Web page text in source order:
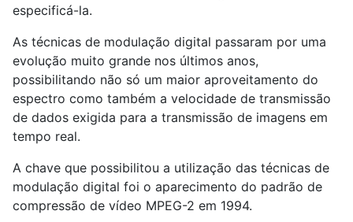
especificá-la.
As técnicas de modulação digital passaram por uma
evolução muito grande nos últimos anos,
possibilitando não só um maior aproveitamento do
espectro como também a velocidade de transmissão
de dados exigida para a transmissão de imagens em
tempo real.
A chave que possibilitou a utilização das técnicas de
modulação digital foi o aparecimento do padrão de
compressão de vídeo MPEG-2 em 1994.